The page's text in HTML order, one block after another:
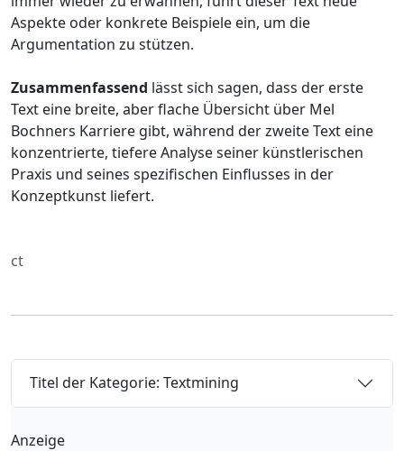
Aspekte oder konkrete Beispiele ein, um die
Argumentation zu stützen.
Zusammenfassend lässt sich sagen, dass der erste
Text eine breite, aber flache Übersicht über Mel
Bochners Karriere gibt, während der zweite Text eine
konzentrierte, tiefere Analyse seiner künstlerischen
Praxis und seines spezifischen Einflusses in der
Konzeptkunst liefert.
ct
Titel der Kategorie: Textmining
Anzeige